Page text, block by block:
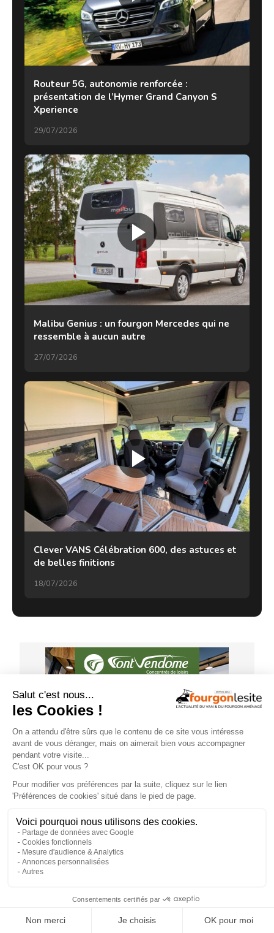
Routeur 5G, autonomie renforcée :
présentation de l’Hymer Grand Canyon S
Xperience
29/07/2026
Malibu Genius : un fourgon Mercedes qui ne
ressemble à aucun autre
27/07/2026
Clever VANS Célébration 600, des astuces et
de belles finitions
18/07/2026
GUIDE D'ACHAT